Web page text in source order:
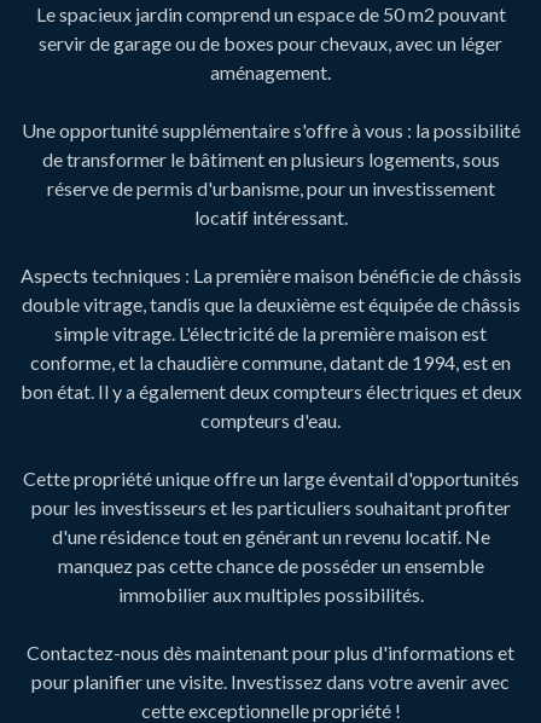
Le spacieux jardin comprend un espace de 50 m2 pouvant
servir de garage ou de boxes pour chevaux, avec un léger
aménagement.
Une opportunité supplémentaire s'offre à vous : la possibilité
de transformer le bâtiment en plusieurs logements, sous
réserve de permis d'urbanisme, pour un investissement
locatif intéressant.
Aspects techniques : La première maison bénéficie de châssis
double vitrage, tandis que la deuxième est équipée de châssis
simple vitrage. L'électricité de la première maison est
conforme, et la chaudière commune, datant de 1994, est en
bon état. Il y a également deux compteurs électriques et deux
compteurs d'eau.
Cette propriété unique offre un large éventail d'opportunités
pour les investisseurs et les particuliers souhaitant profiter
d'une résidence tout en générant un revenu locatif. Ne
manquez pas cette chance de posséder un ensemble
immobilier aux multiples possibilités.
Contactez-nous dès maintenant pour plus d'informations et
pour planifier une visite. Investissez dans votre avenir avec
cette exceptionnelle propriété !